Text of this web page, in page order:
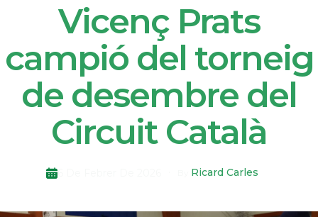
Vicenç Prats
campió del torneig
de desembre del
Circuit Català
6 De Febrer De 2026 Ricard Carles